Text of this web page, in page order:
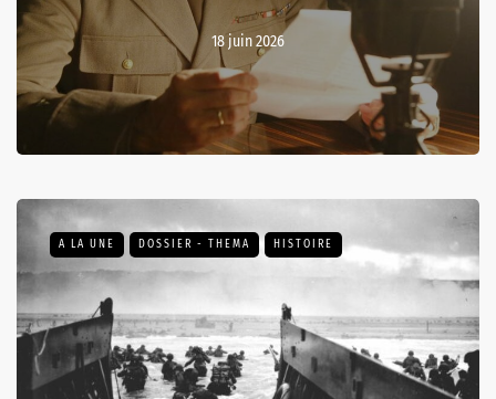
18 juin 2026
A LA UNE DOSSIER - THEMA HISTOIRE